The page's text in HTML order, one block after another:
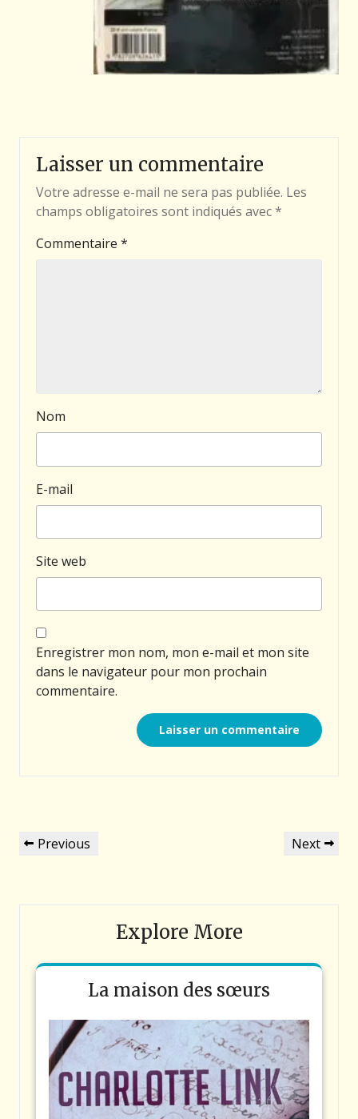
Laisser un commentaire
Votre adresse e-mail ne sera pas publiée. Les
champs obligatoires sont indiqués avec*
Commentaire *
Nom
E-mail
Site web
Enregistrer mon nom, mon e-mail et mon site
dans le navigateur pour mon prochain
commentaire.
Navigation
de
Previous
Previous
Next
Next
Explore More
La maison des sœurs